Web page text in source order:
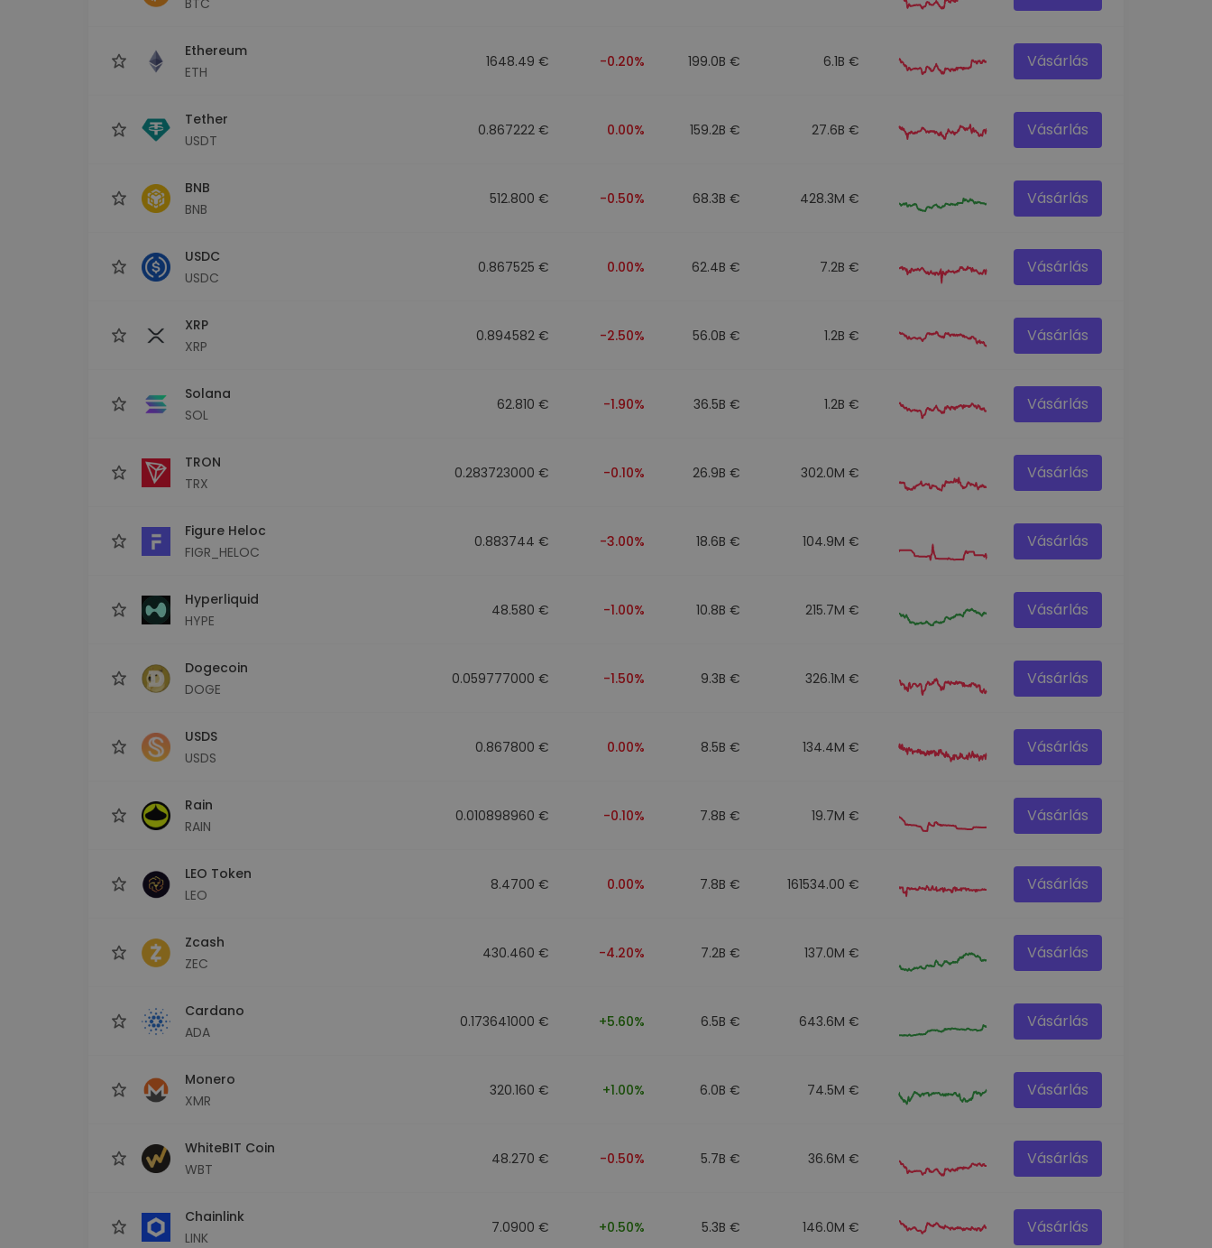
Ethereum
ETH
1648.49 € -0.20% 199.0B € 6.1B € Vásárlás
Tether
USDT
0.867222 € 0.00% 159.2B € 27.6B € Vásárlás
BNB
BNB
512.800 € -0.50% 68.3B € 428.3M € Vásárlás
USDC
USDC
0.867525 € 0.00% 62.4B € 7.2B € Vásárlás
XRP
XRP
0.894582 € -2.50% 56.0B € 1.2B € Vásárlás
Solana
SOL
62.810 € -1.90% 36.5B € 1.2B € Vásárlás
TRON
TRX
0.283723000 € -0.10% 26.9B € 302.0M € Vásárlás
Figure Heloc
FIGR_HELOC
0.883744 € -3.00% 18.6B € 104.9M € Vásárlás
Hyperliquid
HYPE
48.580 € -1.00% 10.8B € 215.7M € Vásárlás
Dogecoin
DOGE
0.059777000 € -1.50% 9.3B € 326.1M € Vásárlás
USDS
USDS
0.867800 € 0.00% 8.5B € 134.4M € Vásárlás
Rain
RAIN
0.010898960 € -0.10% 7.8B € 19.7M € Vásárlás
LEO Token
LEO
8.4700 € 0.00% 7.8B € 161534.00 € Vásárlás
Zcash
ZEC
430.460 € -4.20% 7.2B € 137.0M € Vásárlás
Cardano
ADA
0.173641000 € +5.60% 6.5B € 643.6M € Vásárlás
Monero
XMR
320.160 € +1.00% 6.0B € 74.5M € Vásárlás
WhiteBIT Coin
WBT
48.270 € -0.50% 5.7B € 36.6M € Vásárlás
Chainlink
LINK
7.0900 € +0.50% 5.3B € 146.0M € Vásárlás